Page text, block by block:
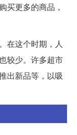
买更多的商品，
在这个时期，人
较少。许多超市
出新品等，以吸